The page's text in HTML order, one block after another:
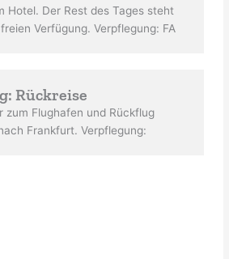
Hotel. Der Rest des Tages steht
Verfügung. Verpflegung: FA
Rückreise
zum Flughafen und Rückflug
Frankfurt. Verpflegung: